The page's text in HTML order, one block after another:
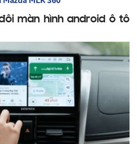
màn hình android ô tô